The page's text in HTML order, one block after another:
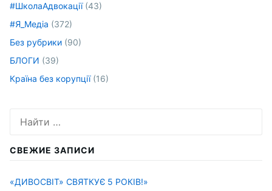
#ШколаАдвокації(43)
#Я_Медіа (372)
Без рубрики (90)
БЛОГИ (39)
Країна без корупції(16)
СВЕЖИЕ ЗАПИСИ
«ДИВОСВІТ» СВЯТКУЄ 5 РОКІВ!»